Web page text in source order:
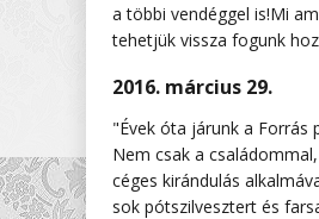
a többi vendéggel is!Mi
tehetjük vissza fogunk
2016. március 29.
"Évek óta járunk a Forrás
Nem csak a
céges kirándulás
sok pótszilvesztert és